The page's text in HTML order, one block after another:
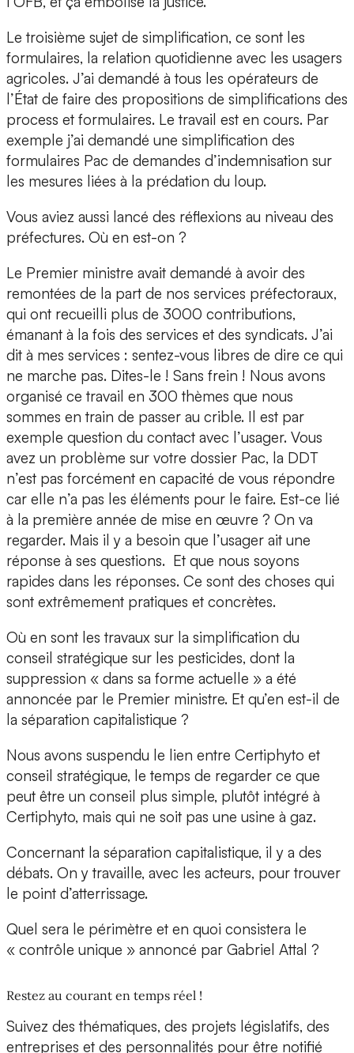
Le troisième sujet de simplification, ce sont les
formulaires, la relation quotidienne avec les usagers
agricoles. J’ai demandé à tous les opérateurs de
l’État de faire des propositions de simplifications des
process et formulaires. Le travail est en cours. Par
exemple j’ai demandé une simplification des
formulaires Pac de demandes d’indemnisation sur
les mesures liées à la prédation du loup.
Vous aviez aussi lancé des réflexions au niveau des
préfectures. Où en est-on ?
Le Premier ministre avait demandé à avoir des
remontées de la part de nos services préfectoraux,
qui ont recueilli plus de 3000 contributions,
émanant à la fois des services et des syndicats. J’ai
dit à mes services : sentez-vous libres de dire ce qui
ne marche pas. Dites-le ! Sans frein ! Nous avons
organisé ce travail en 300 thèmes que nous
sommes en train de passer au crible. Il est par
exemple question du contact avec l’usager. Vous
avez un problème sur votre dossier Pac, la DDT
n’est pas forcément en capacité de vous répondre
car elle n’a pas les éléments pour le faire. Est-ce lié
à la première année de mise en œuvre ? On va
regarder. Mais il y a besoin que l’usager ait une
réponse à ses questions. Et que nous soyons
rapides dans les réponses. Ce sont des choses qui
sont extrêmement pratiques et concrètes.
Où en sont les travaux sur la simplification du
conseil stratégique sur les pesticides, dont la
suppression « dans sa forme actuelle » a été
annoncée par le Premier ministre. Et qu’en est-il de
la séparation capitalistique ?
Nous avons suspendu le lien entre Certiphyto et
conseil stratégique, le temps de regarder ce que
peut être un conseil plus simple, plutôt intégré à
Certiphyto, mais qui ne soit pas une usine à gaz.
Concernant la séparation capitalistique, il y a des
débats. On y travaille, avec les acteurs, pour trouver
le point d’atterrissage.
Quel sera le périmètre et en quoi consistera le
« contrôle unique » annoncé par Gabriel Attal ?
Restez au courant en temps réel !
Suivez des thématiques, des projets législatifs, des
entreprises et des personnalités pour être notifié